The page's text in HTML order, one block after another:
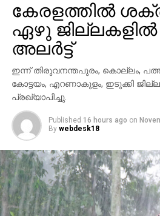
കേരളത്തില്‍
ഏഴു
അലര്‍ട്ട്
ഇന്ന് തിരുവനന്തപുരം, കൊല്ലം,
കോട്ടയം, എറണാകുളം, ഇടുക്കി
പ്രഖ്യാപിച്ചു.
Published 16 hours ago on
By webdesk18